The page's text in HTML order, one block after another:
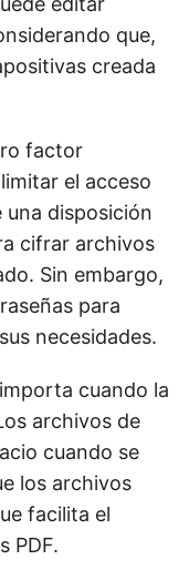
que,
creada
factor
el acceso
disposición
cifrar archivos
Sin embargo,
para
necesidades.
cuando la
archivos de
cuando se
los archivos
facilita el
PDF.